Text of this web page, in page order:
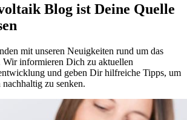
Blog ist Deine Quelle
mit unseren Neuigkeiten rund um das
informieren Dich zu aktuellen
und geben Dir hilfreiche Tipps, um
zu senken.